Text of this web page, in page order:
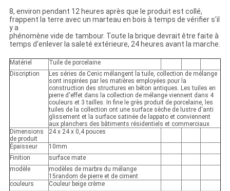
8, environ pendant 12 heures après que le produit est collé,
frappent la terre avec un marteau en bois à temps de vérifier s'il
y a
phénomène vide de tambour. Toute la brique devrait être faite à
temps d'enlever la saleté extérieure, 24 heures avant la marche.
Matériel
Tuile de porcelaine
Discription
Les séries de Cenic mélangent la tuile, collection de mélange
sont inspirées par les matières employées pour la
construction des structures en béton antiques. Les tuiles en
pierre d'effet dans la collection de mélange viennent dans 4
couleurs et 3 tailles. In fine le grès produit de porcelaine, les
tuiles de la collection ont une surface sèche de lustre d'anti
glissement et la surface satinée de lappato et conviennent
aux planchers des bâtiments résidentiels et commerciaux
Dimensions
de produit
24 x 24 x 0,4 pouces
Épaisseur
10mm
Finition
surface mate
modèle
modèles de marbre du mélange
15random de pierre et de ciment
couleurs
Couleur beige crème